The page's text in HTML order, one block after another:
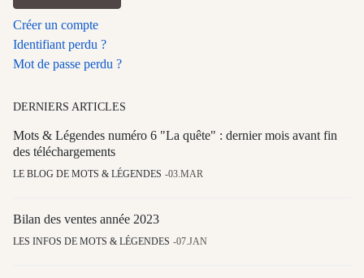
Créer un compte
Identifiant perdu ?
Mot de passe perdu ?
DERNIERS ARTICLES
Mots & Légendes numéro 6 "La quête" : dernier mois avant fin
des téléchargements
LE BLOG DE MOTS & LÉGENDES 03.MAR
Bilan des ventes année 2023
LES INFOS DE MOTS & LÉGENDES 07.JAN